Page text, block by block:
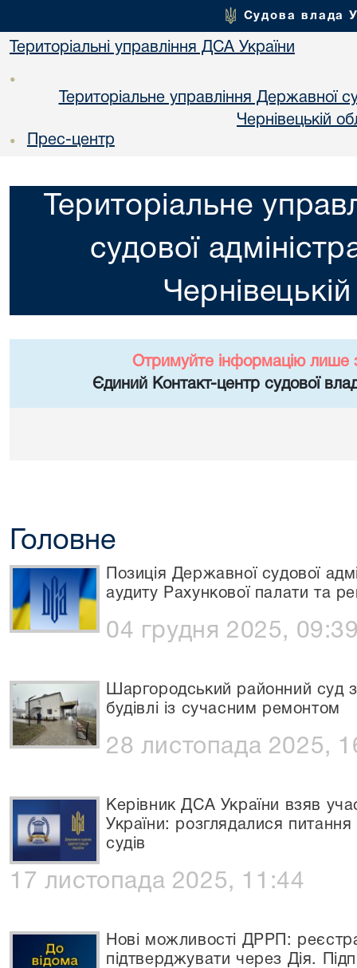
Судова влада
Територіальні управління ДСА України
•
Територіальне управління Державної
Чернiвецькій
• Прес-центр
Територіальне
судової
Отримуйте інформацію лише
Єдиний Контакт-центр судової
Головне
Позиція Державної судової
аудиту Рахункової палати та
04 грудня 2025,
Шаргородський районний суд
будівлі із сучасним ремонтом
28 листопада 2025,
Керівник ДСА України взяв
України: розглядалися
судів
17 листопада 2025, 11:44
Нові можливості ДРРП:
підтверджувати через Дія.